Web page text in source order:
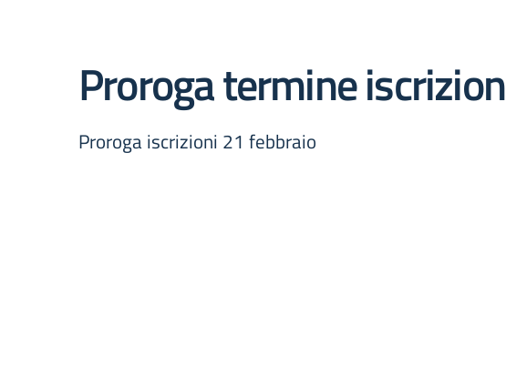
Proroga termine
Proroga iscrizioni 21 febbraio